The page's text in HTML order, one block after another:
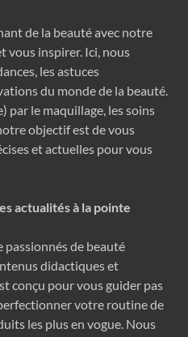
de la beauté avec notre
vous inspirer. Ici, nous
les astuces
du monde de la beauté.
par le maquillage, les soins
objectif est de vous
et actuelles pour vous
actualités à la pointe
passionnés de beauté
didactiques et
conçu pour vous guider pas
votre routine de
les plus en vogue. Nous